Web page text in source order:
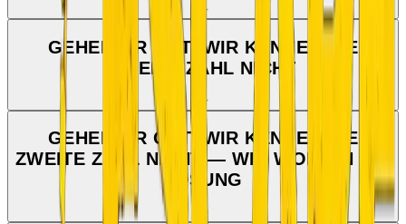
GEHEIMER ORT: WIR KENNEN DIE
ZWEITE ZAHL NICHT
GEHEIMER ORT: WIR KENNEN DIE
ZWEITE ZAHL NICHT — WIR WOLLEN DIE
LÖSUNG